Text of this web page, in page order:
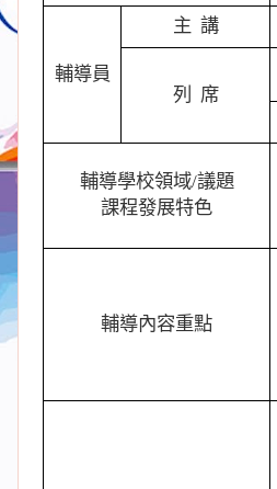
輔導員
主 講
列 席
輔導學校領域/議題
課程發展特色
輔導內容重點